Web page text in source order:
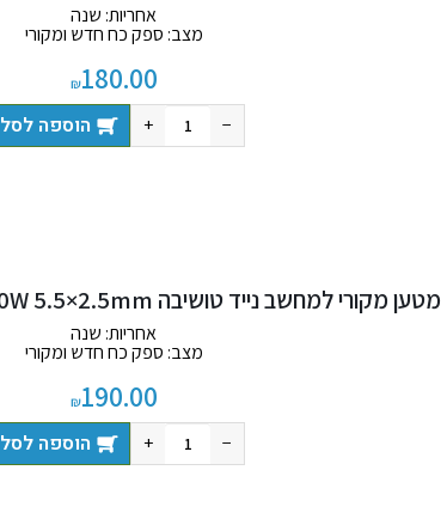
אחריות: שנה
מצב: ספק כח חדש ומקורי
₪180.00
הוספה לסל −
+
מטען מקורי למחשב נייד טושיבה Toshiba 19V 4.74A 90W 5.5×2.5mm
אחריות: שנה
מצב: ספק כח חדש ומקורי
₪190.00
הוספה לסל −
+